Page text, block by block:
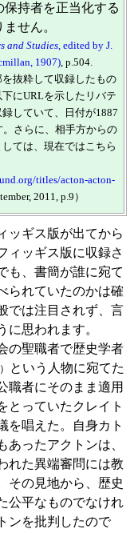
持者を正当化する
せん。
and Studies, edited by J.
1907), p.504.
抜粋して収録したもの
にURLを示したリバテ
していて、日付が1887
さらに、相手方からの
ては、現在ではこちら
titles/acton-acton-
2011, p.9）
ッギス版が出てから
ィッギス版に収録さ
も、書簡が誰に宛て
られていたのかは確
では注目されず、言
思われます。
の聖職者で歴史学者
という人物に宛てた
職者にそのまま適用
とっていたクレイト
を唱えた。自身カト
あったアクトンは、
れた異端審問には教
その見地から、歴史
公平なものでなけれ
ンを批判したので